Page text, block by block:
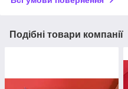
Подібні товари компанії